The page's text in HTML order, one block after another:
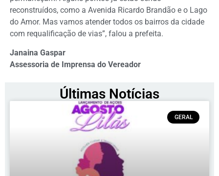
reconstruídos, como a Avenida Ricardo Brandão e o Lago
do Amor. Mas vamos atender todos os bairros da cidade
com requalificação de vias”, falou a prefeita.
Janaina Gaspar
Assessoria de Imprensa do Vereador
Últimas Notícias
GERAL